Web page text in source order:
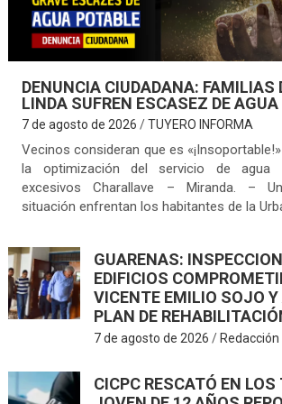
DENUNCIA CIUDADANA: FAMILIAS
LINDA SUFREN ESCASEZ DE
7 de agosto de 2026 TUYERO INFORMA
Vecinos consideran que es
la optimización del servicio de agua
excesivos Charallave – Miranda. –
situación enfrentan los habitantes de la
GUARENAS:
EDIFICIOS
VICENTE EMILIO SOJO
PLAN DE
7 de agosto de 2026 Redacción
CICPC RESCATÓ EN LOS